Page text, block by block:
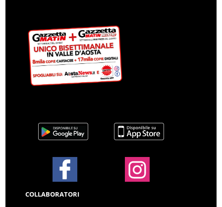
COLLABORATORI